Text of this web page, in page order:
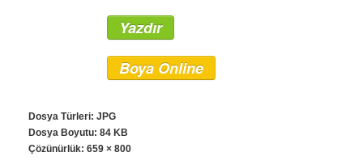
Yazdır
Boya Online
Dosya Türleri: JPG
Dosya Boyutu: 84 KB
Çözünürlük: 659 × 800